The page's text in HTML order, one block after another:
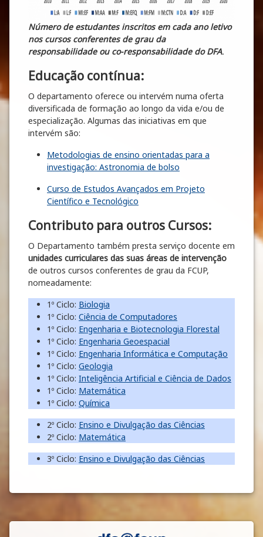
Número de estudantes inscritos em cada ano letivo
nos cursos conferentes de grau da
responsabilidade ou co-responsabilidade do DFA.
Educação contínua:
O departamento oferece ou intervém numa oferta
diversificada de formação ao longo da vida e/ou de
especialização. Algumas das iniciativas em que
intervém são:
Metodologias de ensino orientadas para a
investigação: Astronomia de bolso
Curso de Estudos Avançados em Projeto
Científico e Tecnológico
Contributo para outros Cursos:
O Departamento também presta serviço docente em
unidades curriculares das suas áreas de intervenção
de outros cursos conferentes de grau da FCUP,
nomeadamente:
1º Ciclo: Biologia
1º Ciclo: Ciência de Computadores
1º Ciclo: Engenharia e Biotecnologia Florestal
1º Ciclo: Engenharia Geoespacial
1º Ciclo: Engenharia Informática e Computação
1º Ciclo: Geologia
1º Ciclo: Inteligência Artificial e Ciência de Dados
1º Ciclo: Matemática
1º Ciclo: Química
2º Ciclo: Ensino e Divulgação das Ciências
2º Ciclo: Matemática
3º Ciclo: Ensino e Divulgação das Ciências